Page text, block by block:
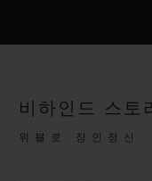
비하인드 스토
위블로 장인정신